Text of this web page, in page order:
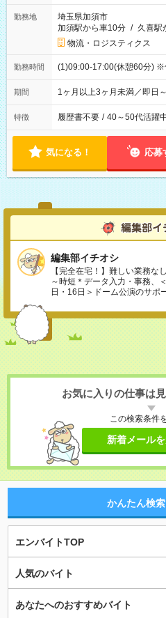
勤務地
埼玉県加須市
加須駅から車10分 / 久喜駅
物流・ロジスティクス
勤務時間 (1)09:00-17:00(休憩60分) ※
期間 1ヶ月以上3ヶ月未満／即日
特徴 履歴書不要 / 40～50代活躍
気になる！ 応募
編集部イチオシ
【完全在宅！】難しい業務な
～時短＊データ入力・事務、
日・16日＞ドーム公演のサポ
お気に入りの仕事は
この検索条件
新着メール
かんたん検
エンバイトTOP
人気のバイト
あなたへのおすすめバイト